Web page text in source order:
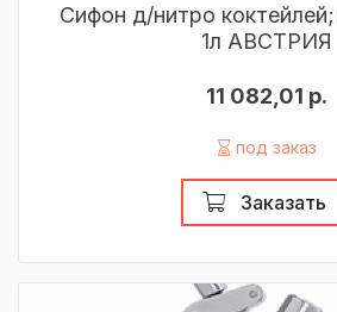
Сифон д/нитро
1л АВСТРИЯ
11 082,01 р.
под заказ
Заказать